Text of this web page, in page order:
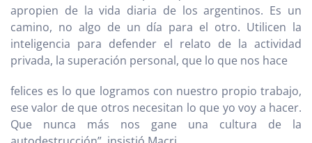
apropien de la vida diaria de los argentinos. Es un
camino, no algo de un día para el otro. Utilicen la
inteligencia para defender el relato de la actividad
privada, la superación personal, que lo que nos hace
felices es lo que logramos con nuestro propio trabajo,
ese valor de que otros necesitan lo que yo voy a hacer.
Que nunca más nos gane una cultura de la